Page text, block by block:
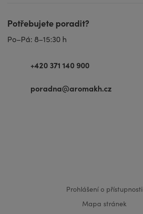
Potřebujete poradit?
Po–Pá: 8–15:30 h
+420 371 140 900
poradna@aromakh.cz
Prohlášení o přístupnosti
Mapa stránek